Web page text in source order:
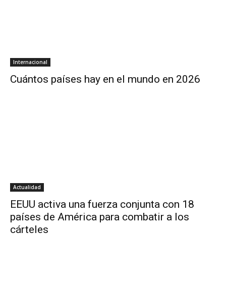
Internacional
Cuántos países hay en el mundo en 2026
Actualidad
EEUU activa una fuerza conjunta con 18
países de América para combatir a los
cárteles